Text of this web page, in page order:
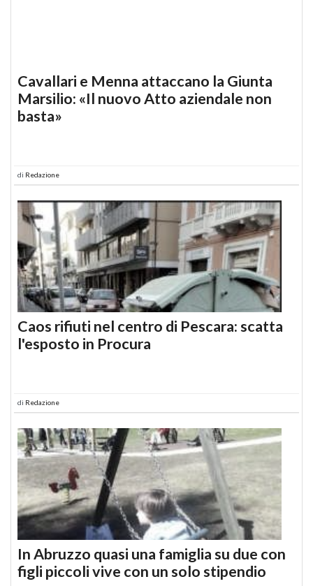
Cavallari e Menna attaccano la Giunta
Marsilio: «Il nuovo Atto aziendale non
basta»
di Redazione
Caos rifiuti nel centro di Pescara: scatta
l'esposto in Procura
di Redazione
In Abruzzo quasi una famiglia su due con
figli piccoli vive con un solo stipendio